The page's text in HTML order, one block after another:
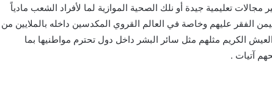
تعليمية جيدة أو نلك الصحية الموازية لما لأفراد الشعب مادياً
الفقر عليهم وخاصة في العالم القروي المكدسين داخله بالملايين من
الكريم مثلهم مثل سائر البشر داخل دول تحترم مواطنيها بما
آتيات .